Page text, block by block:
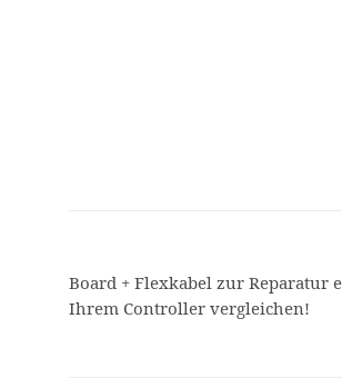
Board + Flexkabel zur Reparatur
Ihrem Controller vergleichen!